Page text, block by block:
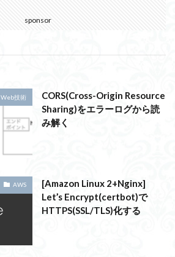
sponsor
Web技術
CORS(Cross-Origin Resource
Sharing)をエラーログから読
み解く
AWS
[Amazon Linux 2+Nginx]
Let’s Encrypt(certbot)で
HTTPS(SSL/TLS)化する